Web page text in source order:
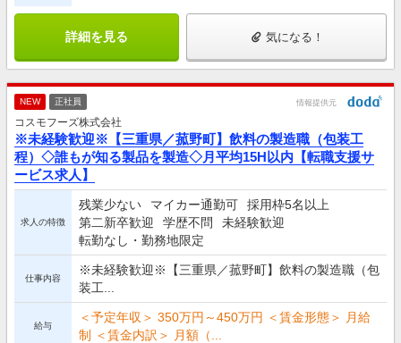
詳細を見る 気になる！
NEW 正社員 情報提供元
コスモフーズ株式会社
※未経験歓迎※【三重県／菰野町】飲料の製造職（包装工
程）◇誰もが知る製品を製造◇月平均15H以内【転職支援サ
ービス求人】
求人の特徴
残業少ない マイカー通勤可
採用枠5名以上
第二新卒歓迎
学歴不問
未経験歓迎
転勤なし・勤務地限定
仕事内容
※未経験歓迎※【三重県／菰野町】飲料の製造職（包
装工...
給与
＜予定年収＞ 350万円～450万円 ＜賃金形態＞ 月給
制 ＜賃金内訳＞ 月額（...